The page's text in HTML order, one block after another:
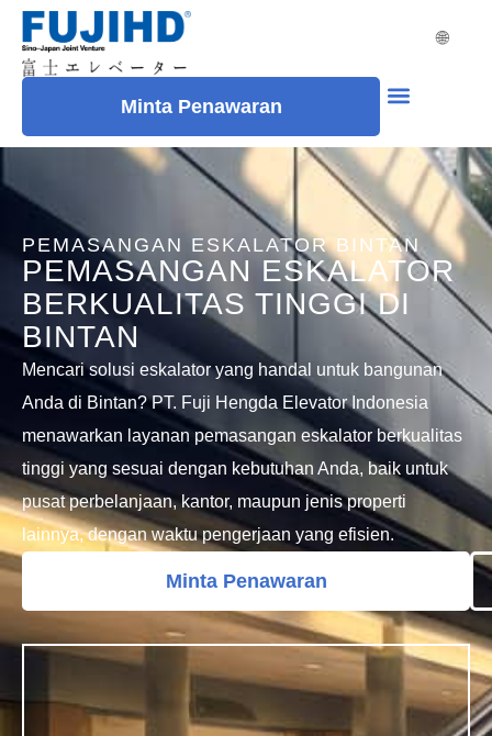
🌐
Minta Penawaran
PEMASANGAN ESKALATOR BINTAN
PEMASANGAN ESKALATOR
BERKUALITAS TINGGI DI
BINTAN
Mencari solusi eskalator yang handal untuk bangunan
Anda di Bintan? PT. Fuji Hengda Elevator Indonesia
menawarkan layanan pemasangan eskalator berkualitas
tinggi yang sesuai dengan kebutuhan Anda, baik untuk
pusat perbelanjaan, kantor, maupun jenis properti
lainnya, dengan waktu pengerjaan yang efisien.
Minta Penawaran